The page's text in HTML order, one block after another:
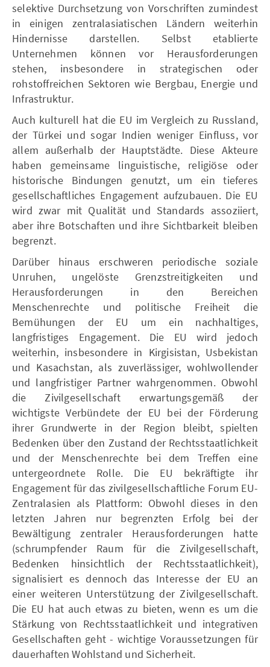
selektive Durchsetzung von Vorschriften zumindest
in einigen zentralasiatischen Ländern weiterhin
Hindernisse darstellen. Selbst etablierte
Unternehmen können vor Herausforderungen
stehen, insbesondere in strategischen oder
rohstoffreichen Sektoren wie Bergbau, Energie und
Infrastruktur.
Auch kulturell hat die EU im Vergleich zu Russland,
der Türkei und sogar Indien weniger Einfluss, vor
allem außerhalb der Hauptstädte. Diese Akteure
haben gemeinsame linguistische, religiöse oder
historische Bindungen genutzt, um ein tieferes
gesellschaftliches Engagement aufzubauen. Die EU
wird zwar mit Qualität und Standards assoziiert,
aber ihre Botschaften und ihre Sichtbarkeit bleiben
begrenzt.
Darüber hinaus erschweren periodische soziale
Unruhen, ungelöste Grenzstreitigkeiten und
Herausforderungen in den Bereichen
Menschenrechte und politische Freiheit die
Bemühungen der EU um ein nachhaltiges,
langfristiges Engagement. Die EU wird jedoch
weiterhin, insbesondere in Kirgisistan, Usbekistan
und Kasachstan, als zuverlässiger, wohlwollender
und langfristiger Partner wahrgenommen. Obwohl
die Zivilgesellschaft erwartungsgemäß der
wichtigste Verbündete der EU bei der Förderung
ihrer Grundwerte in der Region bleibt, spielten
Bedenken über den Zustand der Rechtsstaatlichkeit
und der Menschenrechte bei dem Treffen eine
untergeordnete Rolle. Die EU bekräftigte ihr
Engagement für das zivilgesellschaftliche Forum EU-
Zentralasien als Plattform: Obwohl dieses in den
letzten Jahren nur begrenzten Erfolg bei der
Bewältigung zentraler Herausforderungen hatte
(schrumpfender Raum für die Zivilgesellschaft,
Bedenken hinsichtlich der Rechtsstaatlichkeit),
signalisiert es dennoch das Interesse der EU an
einer weiteren Unterstützung der Zivilgesellschaft.
Die EU hat auch etwas zu bieten, wenn es um die
Stärkung von Rechtsstaatlichkeit und integrativen
Gesellschaften geht - wichtige Voraussetzungen für
dauerhaften Wohlstand und Sicherheit.